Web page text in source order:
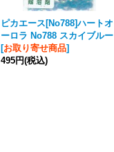
ピカエース[No788]ハートオ
ーロラ No788 スカイブルー
[お取り寄せ商品]
495円(税込)